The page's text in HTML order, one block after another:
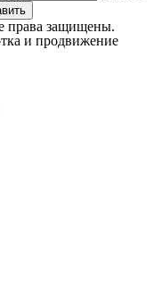
права защищены.
и продвижение